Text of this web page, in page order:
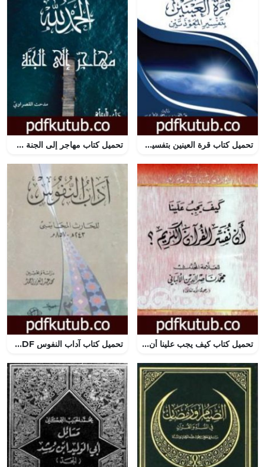
تحميل كتاب قرة العينين بتفسير المعوذتين PDF تأليف عبد العزيز بن داخل المطيري مجانا [كامل] تحميل كتاب مهاجر إلى الجنة PDF تأليف محمد عبد اللطيف مجانا [كامل]
تحميل كتاب كيف يجب علينا أن نفسر القرآن الكريم PDF تأليف محمد ناصر الدين الألباني مجانا [كامل] تحميل كتاب آداب النفوس PDF تأليف الحارث بن أسد المحاسبي مجانا [كامل]